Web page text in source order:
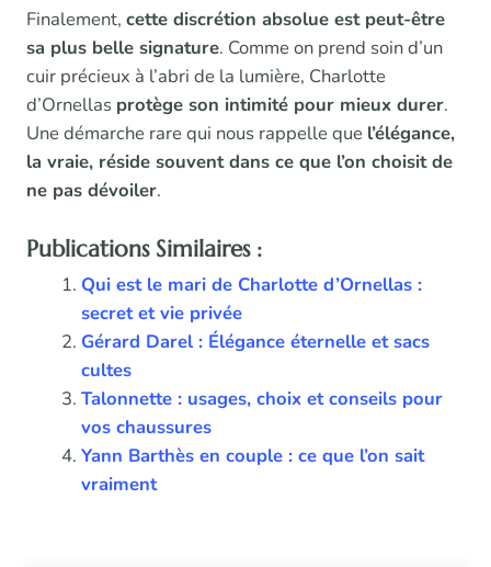
Finalement, cette discrétion absolue est peut-être
sa plus belle signature. Comme on prend soin d’un
cuir précieux à l’abri de la lumière, Charlotte
d’Ornellas protège son intimité pour mieux durer.
Une démarche rare qui nous rappelle que l’élégance,
la vraie, réside souvent dans ce que l’on choisit de
ne pas dévoiler.
Publications Similaires :
Qui est le mari de Charlotte d’Ornellas :
secret et vie privée
Gérard Darel : Élégance éternelle et sacs
cultes
Talonnette : usages, choix et conseils pour
vos chaussures
Yann Barthès en couple : ce que l’on sait
vraiment